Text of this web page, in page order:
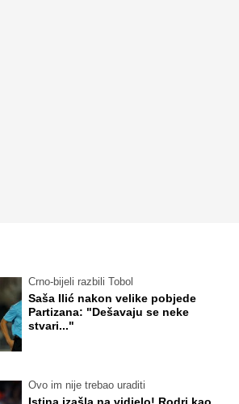
Crno-bijeli razbili Tobol
Saša Ilić nakon velike pobjede
Partizana: "Dešavaju se neke
stvari..."
Ovo im nije trebao uraditi
Istina izašla na vidjelo! Rodri kao